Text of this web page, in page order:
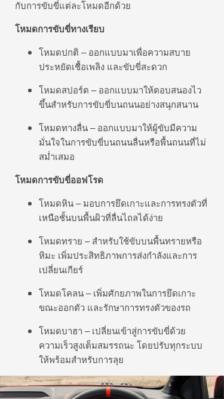
กับการขับขี่แต่ละโหมดอีกด้วย
โหมดการขับขี่ทางเรียบ
โหมดปกติ – ออกแบบมาเพื่อความสบาย
ประหยัดเชื้อเพลิง และขับขี่สะดวก
โหมดสปอร์ต – ออกแบบมาให้ตอบสนองไว
ขึ้นสำหรับการขับขี่บนถนนอย่างสนุกสนาน
โหมดทางลื่น – ออกแบบมาให้ผู้ขับมีความ
มั่นใจในการขับขี่บนถนนลื่นหรือพื้นถนนที่ไม่
สม่ำเสมอ
โหมดการขับขี่ออฟโรด
โหมดหิน – มอบการยึดเกาะและการทรงตัวที่
เหนือชั้นบนพื้นผิวที่ลื่นไถลได้ง่าย
โหมดทราย – สำหรับใช้ขับบนพื้นทรายหรือ
หิมะ เพิ่มประสิทธิภาพการส่งกำลังและการ
เปลี่ยนเกียร์
โหมดโคลน – เพิ่มศักยภาพในการยึดเกาะ
ขณะออกตัว และรักษาการทรงตัวของรถ
โหมดบาฮา – เปลี่ยนเข้าสู่การขับขี่ด้วย
ความเร็วสูงเต็มสมรรถนะ โดยปรับทุกระบบ
ให้พร้อมสำหรับการลุย